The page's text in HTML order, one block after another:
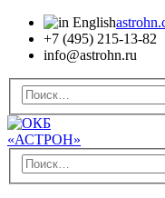
+7 (495) 215-13-82
info@astrohn.ru